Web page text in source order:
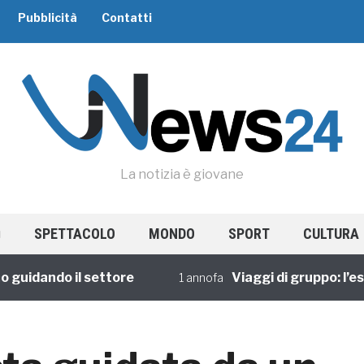
Pubblicità Contatti
La notizia è giovane
SPETTACOLO MONDO SPORT CULTURA
il settore 1 annofa Viaggi di gruppo: